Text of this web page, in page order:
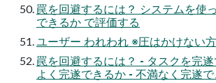
罠を回避するには？ システムを使
できるか で評価する
ユーザー われわれ ※圧はかけない
罠を回避するには？ - タスクを完
よく完遂できるか - 不満なく完遂